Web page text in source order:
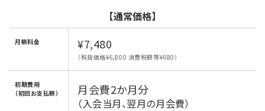
【通常価格】
月額料金 ¥7,480
（税抜価格¥6,800 消費税額等¥680）
初期費用
（初回お支払額）
月会費2か月分
（入会当月、翌月の月会費）